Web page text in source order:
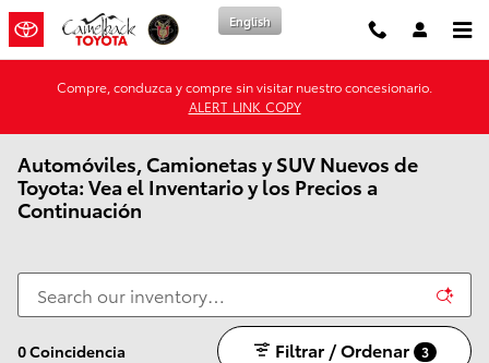
Saltar al contenido principal English
Compre, conduzca y compre sin visitar nuestro concesionario.
ALERT_LINK_COPY
Automóviles, Camionetas y SUV Nuevos de
Toyota: Vea el Inventario y los Precios a
Continuación
0 Coincidencia Filtrar / Ordenar 3